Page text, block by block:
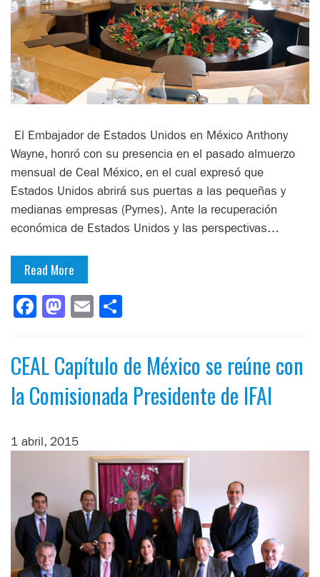
El Embajador de Estados Unidos en México Anthony
Wayne, honró con su presencia en el pasado almuerzo
mensual de Ceal México, en el cual expresó que
Estados Unidos abrirá sus puertas a las pequeñas y
medianas empresas (Pymes). Ante la recuperación
económica de Estados Unidos y las perspectivas…
Read More
Facebook
Mastodon
Email
CEAL Capítulo de México se reúne con
la Comisionada Presidente de IFAI
1 abril, 2015